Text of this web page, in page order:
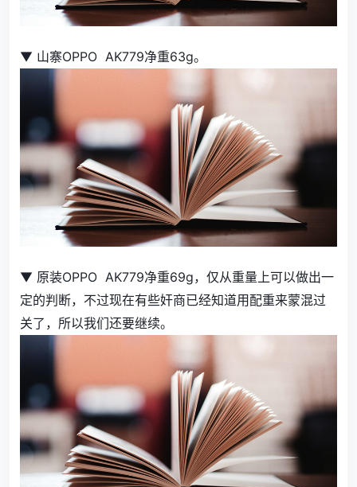
▼ 山寨OPPO AK779净重63g。
▼ 原装OPPO AK779净重69g，仅从重量上可以做出一
定的判断，不过现在有些奸商已经知道用配重来蒙混过
关了，所以我们还要继续。